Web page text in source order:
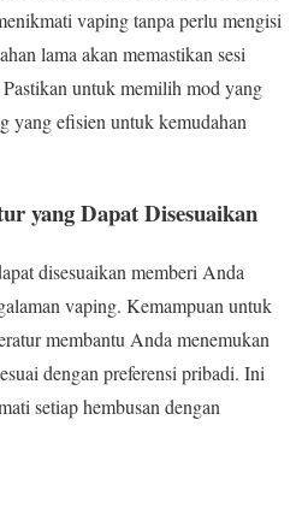
vaping tanpa perlu mengisi
lama akan memastikan sesi
untuk memilih mod yang
yang efisien untuk kemudahan
yang Dapat Disesuaikan
disesuaikan memberi Anda
vaping. Kemampuan untuk
membantu Anda menemukan
dengan preferensi pribadi. Ini
setiap hembusan dengan